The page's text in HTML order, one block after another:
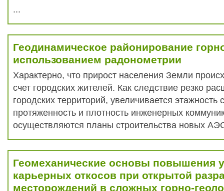
...
Геодинамическое районирование
использованием радонометрии
Характерно, что прирост населения Земли
счет городских жителей. Как следствие резко
городских территорий, увеличивается этажность
протяженность и плотность инженерных
осуществляются планы строительства новых
Геомеханические основы повышения
карьерных откосов при открытой
месторождений в сложных горно-